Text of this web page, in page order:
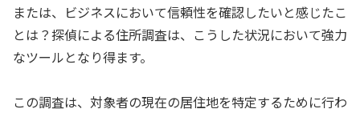
または、ビジネスにおいて信頼性を確認したいと感じたこ
とは？探偵による住所調査は、こうした状況において強力
なツールとなり得ます。
この調査は、対象者の現在の居住地を特定するために行わ